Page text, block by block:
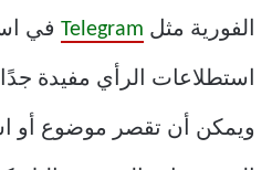
الفورية مثل Telegram في
استطلاعات الرأي مفيدة
ويمكن أن تقصر موضوع أو